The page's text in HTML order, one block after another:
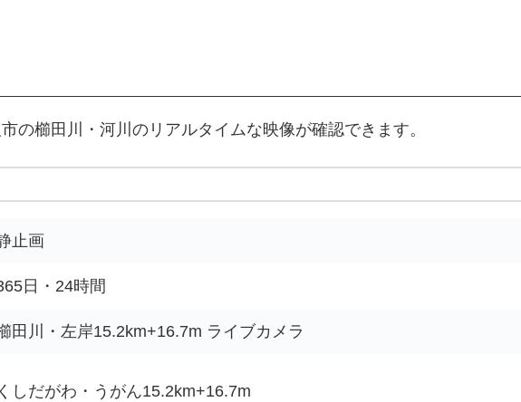
の櫛田川・河川のリアルタイムな映像が確認できます。
止画
日・24時間
田川・左岸15.2km+16.7m ライブカメラ
くしだがわ・うがん15.2km+16.7m